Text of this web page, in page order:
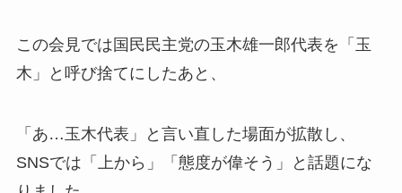
この会見では国民民主党の玉木雄一郎代表を「玉
木」と呼び捨てにしたあと、
「あ…玉木代表」と言い直した場面が拡散し、
SNSでは「上から」「態度が偉そう」と話題にな